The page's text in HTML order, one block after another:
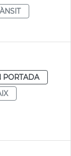
PORTADA